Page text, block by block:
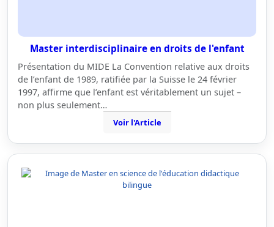
Master interdisciplinaire en droits de l'enfant
Présentation du MIDE La Convention relative aux droits
de l’enfant de 1989, ratifiée par la Suisse le 24 février
1997, affirme que l’enfant est véritablement un sujet –
non plus seulement…
Voir l'Article